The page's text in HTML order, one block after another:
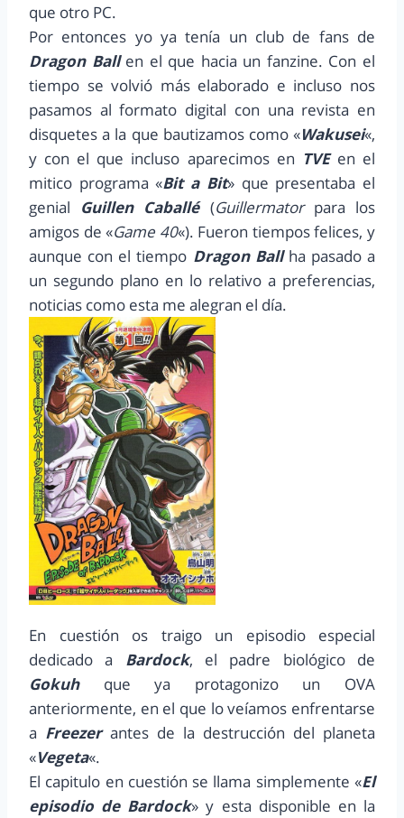
que otro PC.
Por entonces yo ya tenía un club de fans de
Dragon Ballen el que hacia un fanzine. Con el
tiempo se volvió más elaborado e incluso nos
pasamos al formato digital con una revista en
disquetes a la que bautizamos como «Wakusei«,
y con el que incluso aparecimos en TVEen el
mitico programa «Bit a Bit» que presentaba el
genial Guillen Caballé(Guillermatorpara los
amigos de «Game 40«). Fueron tiempos felices, y
aunque con el tiempo Dragon Ballha pasado a
un segundo plano en lo relativo a preferencias,
noticias como esta me alegran el día.
En cuestión os traigo un episodio especial
dedicado a Bardock, el padre biológico de
Gokuhque ya protagonizo un OVA
anteriormente, en el que lo veíamos enfrentarse
a Freezerantes de la destrucción del planeta
«Vegeta«.
El capitulo en cuestión se llama simplemente «El
episodio de Bardock» y esta disponible en la